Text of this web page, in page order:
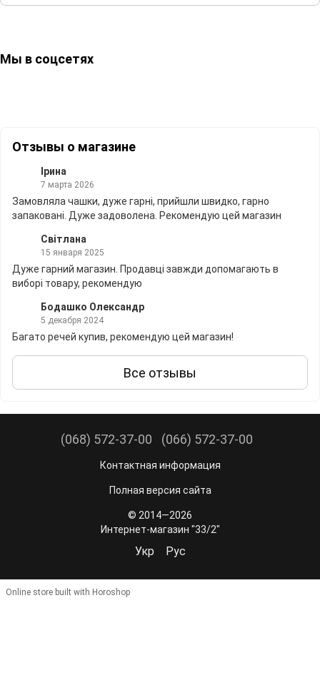
Мы в соцсетях
Отзывы о магазине
Ірина
7 марта 2026
Замовляла чашки, дуже гарні, прийшли швидко, гарно
запаковані. Дуже задоволена. Рекомендую цей магазин
Світлана
15 января 2025
Дуже гарний магазин. Продавці завжди допомагають в
виборі товару, рекомендую
Бодашко Олександр
5 декабря 2024
Багато речей купив, рекомендую цей магазин!
Все отзывы
(068) 572-37-00 (066) 572-37-00
Контактная информация
Полная версия сайта
© 2014—2026
Интернет-магазин "33/2"
Укр Рус
Online store built with Horoshop